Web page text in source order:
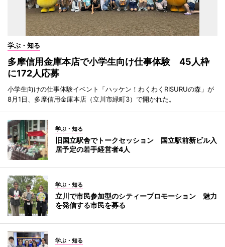
学ぶ・知る
多摩信用金庫本店で小学生向け仕事体験 45人枠
に172人応募
小学生向けの仕事体験イベント「ハッケン！わくわくRISURUの森」が
8月1日、多摩信用金庫本店（立川市緑町3）で開かれた。
学ぶ・知る
旧国立駅舎でトークセッション 国立駅前新ビル入
居予定の若手経営者4人
学ぶ・知る
立川で市民参加型のシティープロモーション 魅力
を発信する市民を募る
学ぶ・知る